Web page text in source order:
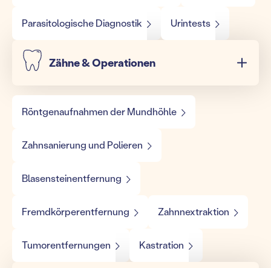
Parasitologische Diagnostik Urintests
Zähne & Operationen
Röntgenaufnahmen der Mundhöhle
Zahnsanierung und Polieren
Blasensteinentfernung
Fremdkörperentfernung Zahnnextraktion
Tumorentfernungen Kastration